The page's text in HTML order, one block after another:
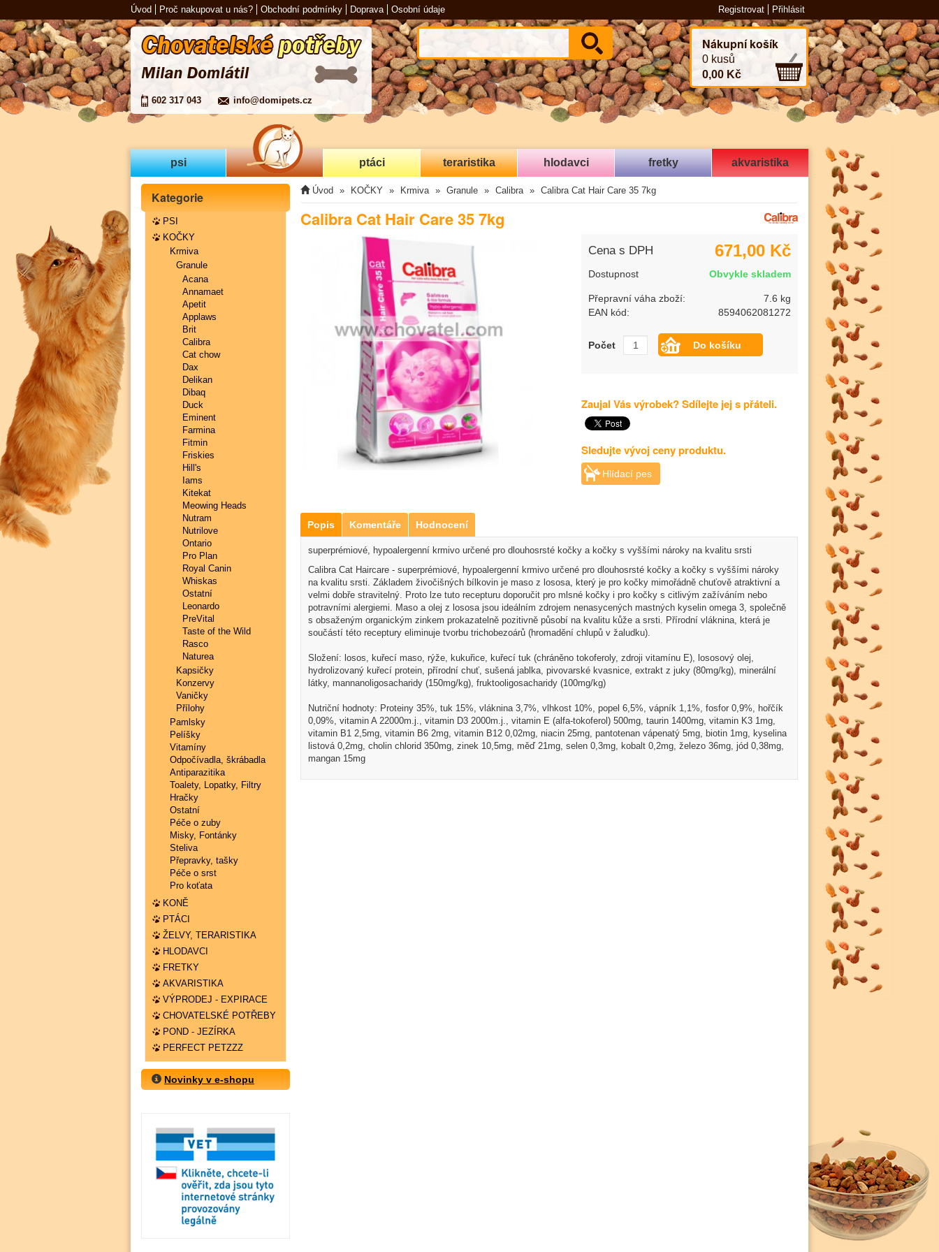
Registrovat Přihlásit
Úvod Proč nakupovat u nás? Obchodní podmínky Doprava Osobní údaje
602 317 043 info@domipets.cz
Nákupní košík
0 kusů
0,00 Kč
psi ptáci teraristika hlodavci fretky akvaristika
Kategorie
PSI
KOČKY
Krmiva
Granule
Acana
Annamaet
Apetit
Applaws
Brit
Calibra
Cat chow
Dax
Delikan
Dibaq
Duck
Eminent
Farmina
Fitmin
Friskies
Hill's
Iams
Kitekat
Meowing Heads
Nutram
Nutrilove
Ontario
Pro Plan
Royal Canin
Whiskas
Ostatní
Leonardo
PreVital
Taste of the Wild
Rasco
Naturea
Kapsičky
Konzervy
Vaničky
Přílohy
Pamlsky
Pelíšky
Vitamíny
Odpočívadla, škrábadla
Antiparazitika
Toalety, Lopatky, Filtry
Hračky
Ostatní
Péče o zuby
Misky, Fontánky
Steliva
Přepravky, tašky
Péče o srst
Pro koťata
KONĚ
PTÁCI
ŽELVY, TERARISTIKA
HLODAVCI
FRETKY
AKVARISTIKA
VÝPRODEJ - EXPIRACE
CHOVATELSKÉ POTŘEBY
POND - JEZÍRKA
PERFECT PETZZZ
Novinky v e-shopu
Úvod KOČKY Krmiva Granule Calibra Calibra Cat Hair Care 35 7kg
Calibra Cat Hair Care 35 7kg
Cena s DPH 671,00 Kč
Dostupnost Obvykle skladem
Přepravní váha zboží:
7.6 kg
EAN kód:
8594062081272
Počet
Zaujal Vás výrobek? Sdílejte jej s přáteli.
Sledujte vývoj ceny produktu.
Hlídací pes
Popis Komentáře Hodnocení
superprémiové, hypoalergenní krmivo určené pro dlouhosrsté kočky a kočky s vyššími nároky na kvalitu srsti
Calibra Cat Haircare - superprémiové, hypoalergenní krmivo určené pro dlouhosrsté kočky a kočky s vyššími nároky
na kvalitu srsti. Základem živočišných bílkovin je maso z lososa, který je pro kočky mimořádně chuťově atraktivní a
velmi dobře stravitelný. Proto lze tuto recepturu doporučit pro mlsné kočky i pro kočky s citlivým zažíváním nebo
potravními alergiemi. Maso a olej z lososa jsou ideálním zdrojem nenasycených mastných kyselin omega 3, společně
s obsaženým organickým zinkem prokazatelně pozitivně působí na kvalitu kůže a srsti. Přírodní vláknina, která je
součástí této receptury eliminuje tvorbu trichobezoárů (hromadění chlupů v žaludku).
Složení: losos, kuřecí maso, rýže, kukuřice, kuřecí tuk (chráněno tokoferoly, zdroji vitamínu E), lososový olej,
hydrolizovaný kuřecí protein, přírodní chuť, sušená jablka, pivovarské kvasnice, extrakt z juky (80mg/kg), minerální
látky, mannanoligosacharidy (150mg/kg), fruktooligosacharidy (100mg/kg)
Nutriční hodnoty: Proteiny 35%, tuk 15%, vláknina 3,7%, vlhkost 10%, popel 6,5%, vápník 1,1%, fosfor 0,9%, hořčík
0,09%, vitamin A 22000m.j., vitamin D3 2000m.j., vitamin E (alfa-tokoferol) 500mg, taurin 1400mg, vitamin K3 1mg,
vitamin B1 2,5mg, vitamin B6 2mg, vitamin B12 0,02mg, niacin 25mg, pantotenan vápenatý 5mg, biotin 1mg, kyselina
listová 0,2mg, cholin chlorid 350mg, zinek 10,5mg, měď 21mg, selen 0,3mg, kobalt 0,2mg, železo 36mg, jód 0,38mg,
mangan 15mg